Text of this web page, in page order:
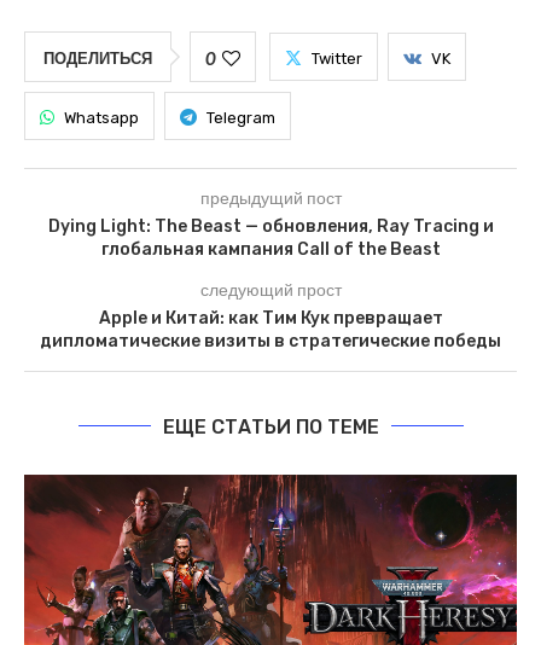
ПОДЕЛИТЬСЯ 0 Twitter VK
Whatsapp Telegram
предыдущий пост
Dying Light: The Beast — обновления, Ray Tracing и
глобальная кампания Call of the Beast
следующий прост
Apple и Китай: как Тим Кук превращает
дипломатические визиты в стратегические победы
ЕЩЕ СТАТЬИ ПО ТЕМЕ